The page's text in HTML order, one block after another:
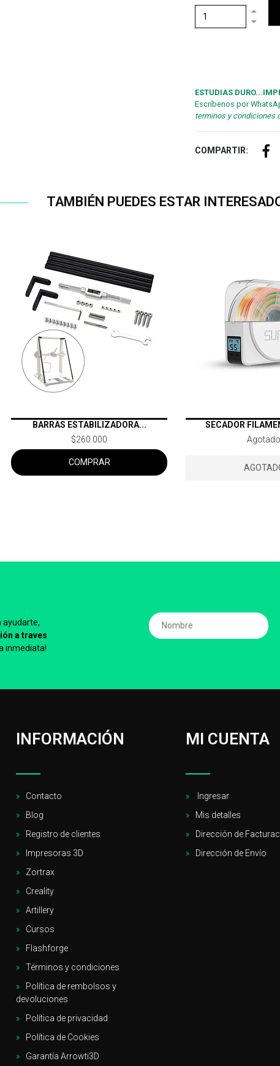
ESTUDIAS
Escríbenos por
terminos y condiciones
COMPARTIR:
TAMBIÉN PUEDES ESTAR
BARRAS ESTABILIZADORA...
$260.000
COMPRAR
SECADOR
Agotado
ayudarte,
a traves
inmediata!
INFORMACIÓN
Contacto
Blog
Registro de clientes
Impresoras 3D
Zortrax
Creality
Artillery
Cursos
Flashforge
Términos y condiciones
Política de rembolsos y
devoluciones
Política de privacidad
Política de Cookies
Garantía Arrowti3D
MI CUENTA
Ingresar
Mis detalles
Dirección de
Dirección de Envío